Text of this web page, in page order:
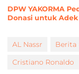
DPW YAKORMA
Donasi untuk
AL Nassr Berita
Cristiano Ronaldo